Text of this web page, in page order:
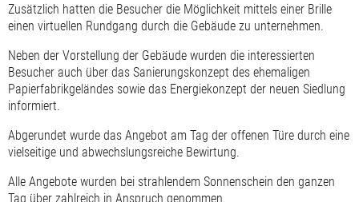
Zusätzlich hatten die Besucher die Möglichkeit mittels einer Brille
einen virtuellen Rundgang durch die Gebäude zu unternehmen.
Neben der Vorstellung der Gebäude wurden die interessierten
Besucher auch über das Sanierungskonzept des ehemaligen
Papierfabrikgeländes sowie das Energiekonzept der neuen Siedlung
informiert.
Abgerundet wurde das Angebot am Tag der offenen Türe durch eine
vielseitige und abwechslungsreiche Bewirtung.
Alle Angebote wurden bei strahlendem Sonnenschein den ganzen
Tag über zahlreich in Anspruch genommen.